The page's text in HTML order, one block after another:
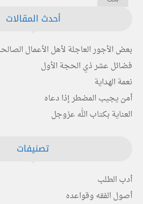
أحدث المقالات
بعض الأجور العاجلة لأهل الأعمال
فضائل عشر ذي الحجة الأول
نعمة الهداية
أمن يجيب المضطر إذا دعاه
العناية بكتاب الله عزوجل
تصنيفات
أدب الطلب
أصول الفقه وقواعده